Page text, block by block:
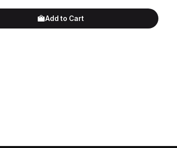
Add to Cart